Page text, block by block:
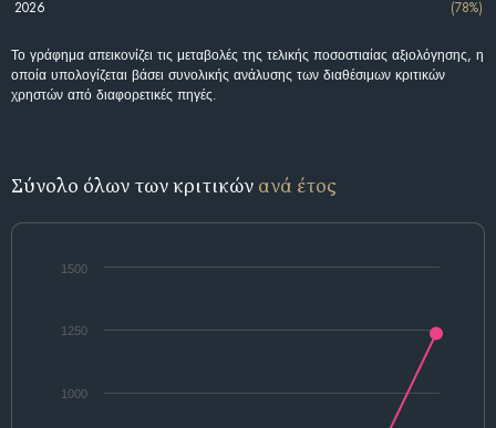
2026
(78%)
Το γράφημα απεικονίζει τις μεταβολές της τελικής ποσοστιαίας αξιολόγησης, η
οποία υπολογίζεται βάσει συνολικής ανάλυσης των διαθέσιμων κριτικών
χρηστών από διαφορετικές πηγές.
Σύνολο όλων των κριτικών ανά έτος
1000
1250
1500